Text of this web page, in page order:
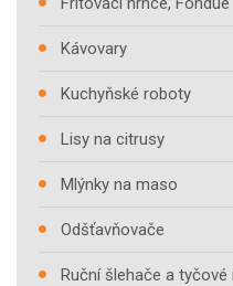
Kávovary
Kuchyňské roboty
Lisy na citrusy
Mlýnky na maso
Odšťavňovače
Ruční šlehače a tyčové